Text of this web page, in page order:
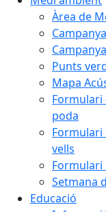
Àrea de
Punts
Mapa
Formulari
poda
Formulari
vells
Formulari
Setmana
Educació